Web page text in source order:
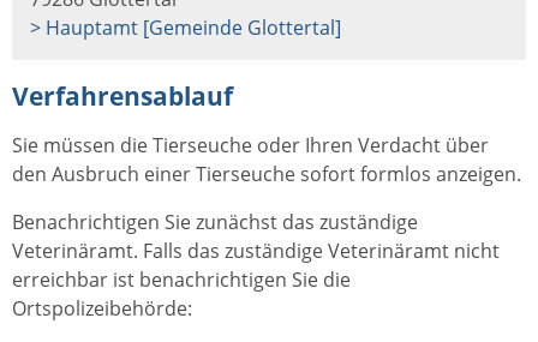
> Hauptamt [Gemeinde Glottertal]
Verfahrensablauf
Sie müssen die Tierseuche oder Ihren Verdacht über
den Ausbruch einer Tierseuche sofort formlos anzeigen.
Benachrichtigen Sie zunächst das zuständige
Veterinäramt. Falls das zuständige Veterinäramt nicht
erreichbar ist benachrichtigen Sie die
Ortspolizeibehörde: